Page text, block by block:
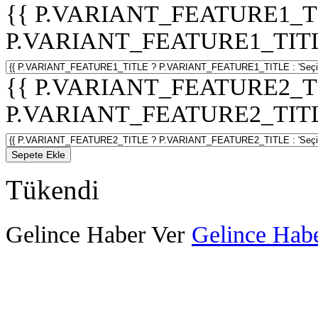
{{
{{
Sepete Ekle
Tükendi
Gelince Haber Ver Gelince